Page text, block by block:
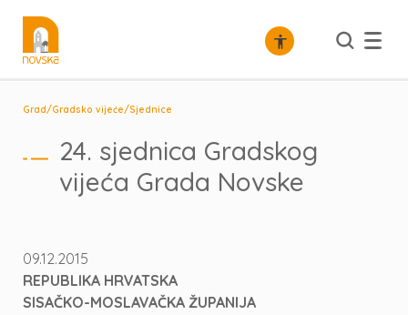
Grad/Gradsko vijeće/Sjednice
24. sjednica Gradskog
vijeća Grada Novske
09.12.2015
REPUBLIKA HRVATSKA
SISAČKO-MOSLAVAČKA ŽUPANIJA